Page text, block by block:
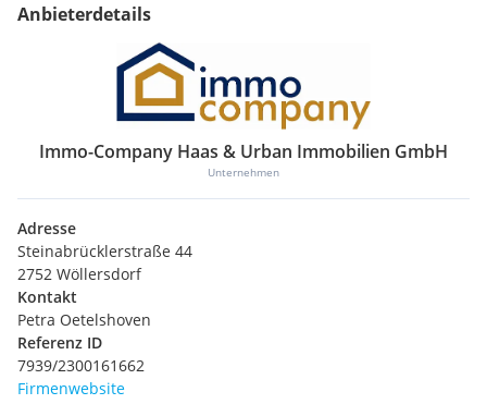
Anbieterdetails
Immo-Company Haas & Urban Immobilien GmbH
Unternehmen
Adresse
Steinabrücklerstraße 44
2752 Wöllersdorf
Kontakt
Petra Oetelshoven
Referenz ID
7939/2300161662
Firmenwebsite